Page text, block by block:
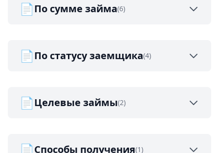
📄По сумме займа(6)
📄По статусу заемщика(4)
📄Целевые займы(2)
📄Способы получения(1)